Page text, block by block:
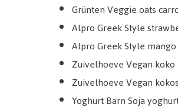
Grünten Veggie oats
Alpro Greek Style
Alpro Greek Style mango
Zuivelhoeve Vegan
Zuivelhoeve Vegan
Yoghurt Barn Soja